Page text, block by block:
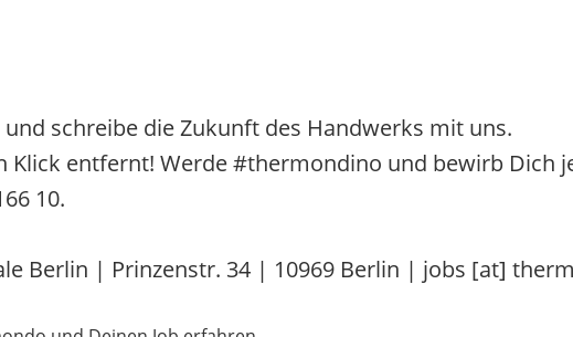
schreibe die Zukunft des Handwerks mit uns.
Klick entfernt! Werde #thermondino und bewirb Dich
10.
Berlin | Prinzenstr. 34 | 10969 Berlin | jobs [at]